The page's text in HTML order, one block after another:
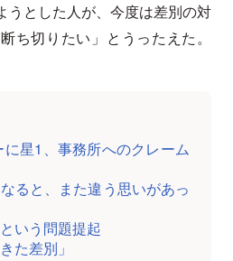
うとした人が、今度は差別の対
ち切りたい」とうったえた。
星1、事務所へのクレーム
ると、また違う思いがあっ
いう問題提起
た差別」